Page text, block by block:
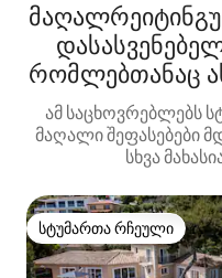
რომლებთანაც
ამ საცხოვრებლებს
მაღალი შეფასებები
სხვა
სტუმართა რჩეული
სტუმართა რჩეული